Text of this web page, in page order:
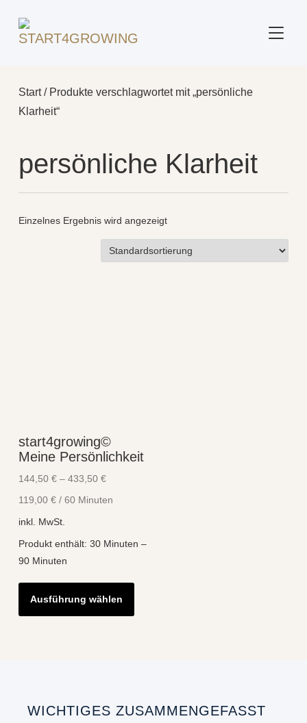
Start/ Produkte verschlagwortet mit „persönliche
Klarheit“
persönliche Klarheit
Einzelnes Ergebnis wird angezeigt
start4growing©
Meine Persönlichkeit
144,50 €– 433,50 €
119,00 €/ 60 Minuten
inkl. MwSt.
Produkt enthält: 30 Minuten –
90 Minuten
Ausführung wählen
Dieses
weist
Optionen
WICHTIGES ZUSAMMENGEFASST